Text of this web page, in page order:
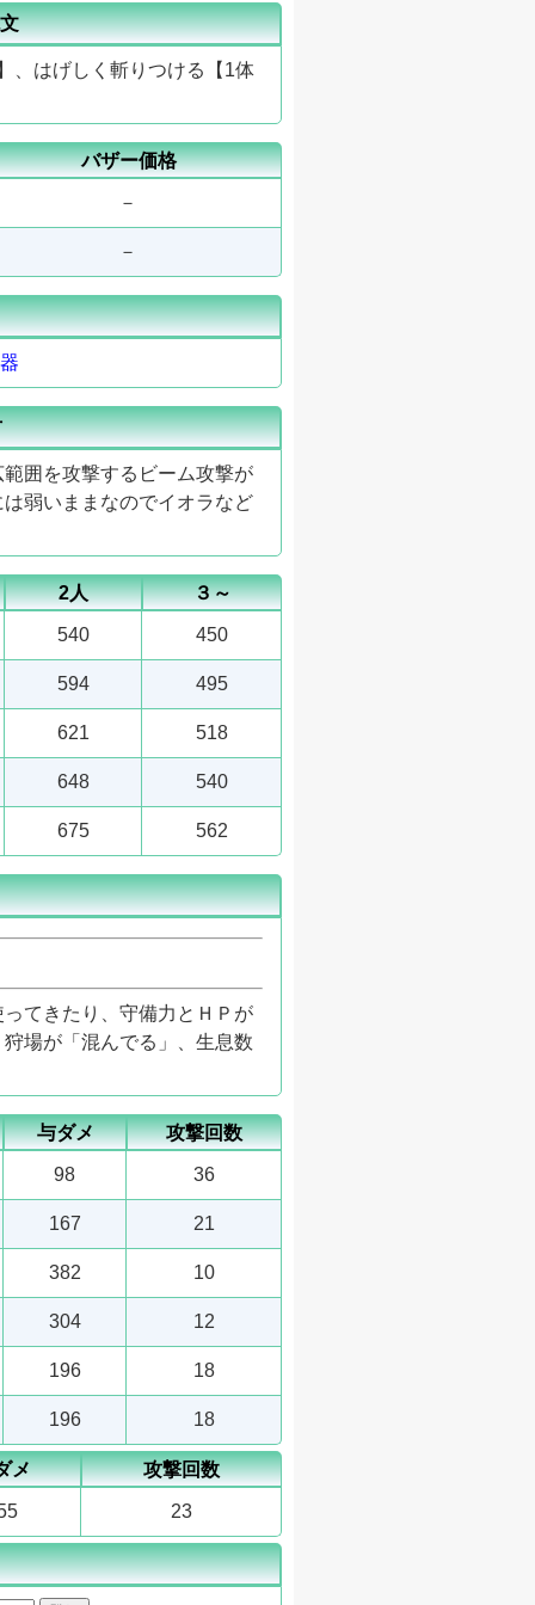
、はげしく斬りつける【1体
バザー価格
－
－
囲を攻撃するビーム攻撃が
弱いままなのでイオラなど
2人 ３～
540 450
594 495
621 518
648 540
675 562
てきたり、守備力とＨＰが
場が「混んでる」、生息数
与ダメ 攻撃回数
98 36
167 21
382 10
304 12
196 18
196 18
メ 攻撃回数
23